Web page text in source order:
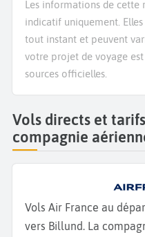
Les informations de cette
indicatif uniquement.
tout instant et peuvent
votre projet de voyage
sources officielles.
Vols directs et
compagnie
Vols Air France au
vers Billund. La